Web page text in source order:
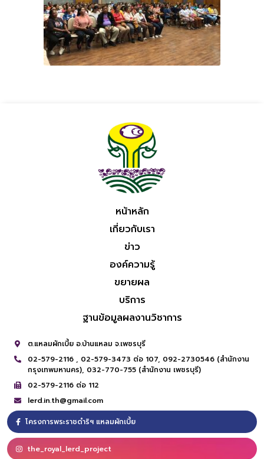
หน้าหลัก
เกี่ยวกับเรา
ข่าว
องค์ความรู้
ขยายผล
บริการ
ฐานข้อมูลผลงานวิชาการ
ต.แหลมผักเบี้ย อ.บ้านแหลม จ.เพชรบุรี
02-579-2116 , 02-579-3473 ต่อ 107, 092-2730546 (สำนักงาน
กรุงเทพมหานคร), 032-770-755 (สำนักงาน เพชรบุรี)
02-579-2116 ต่อ 112
lerd.in.th@gmail.com
โครงการพระราชดำริฯ แหลมผักเบี้ย
the_royal_lerd_project